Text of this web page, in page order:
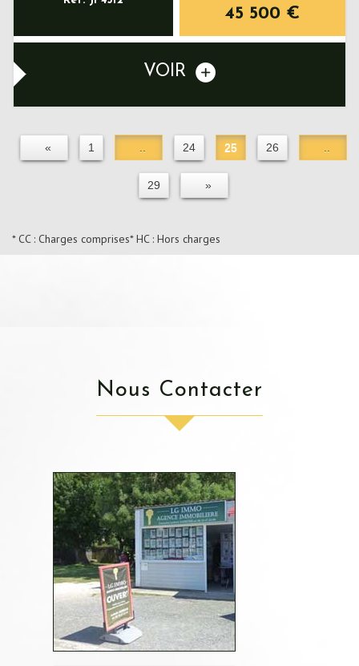
45 500 €
VOIR
« 1 24 25 26
29 »
* CC : Charges comprises* HC : Hors charges
Nous Contacter